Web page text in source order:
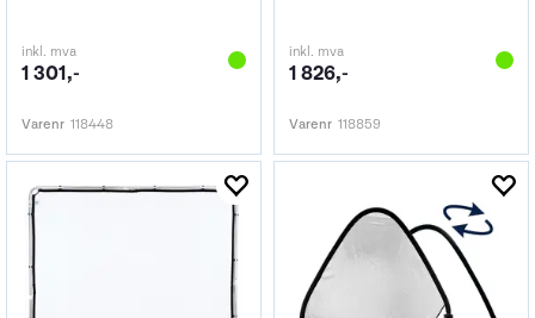
inkl. mva
1 301,-
Varenr 118448
inkl. mva
1 826,-
Varenr 118859